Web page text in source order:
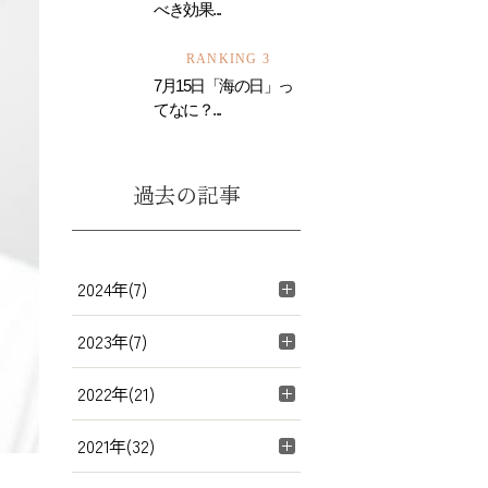
べき効果...
RANKING 3
7月15日「海の日」っ
てなに？...
過去の記事
2024年(7)
2023年(7)
2022年(21)
2021年(32)